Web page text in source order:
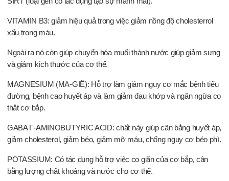
VITAMIN B3: giảm hiệu quả trong việc giảm nồng độ cholesterrol
xấu trong máu.
Ngoài ra nó còn giúp chuyển hóa muối thành nước giúp giảm sưng
và giảm kích thước của cơ thể.
MAGNESIUM (MA-GIÊ): Hỗ trợ làm giảm nguy cơ mắc bệnh tiểu
đường, bệnh cao huyết áp và làm giảm đau khớp và ngăn ngừa co
thắt cơ bắp.
GABA Γ-AMINOBUTYRIC ACID: chất này giúp cân bằng huyết áp,
giảm cholesterol, giảm béo, giảm mỡ máu, chống nguy cơ béo phì.
POTASSIUM: Có tác dụng hỗ trợ việc co giãn của cơ bắp, cân
bằng lượng chất khoáng và nước cho cơ thể.